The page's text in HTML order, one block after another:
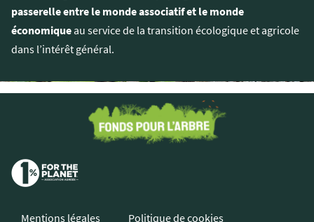
passerelle entre le monde associatif et le monde
économiqueau service de la transition écologique et agricole
dans l’intérêt général.
Mentions légales Politique de cookies